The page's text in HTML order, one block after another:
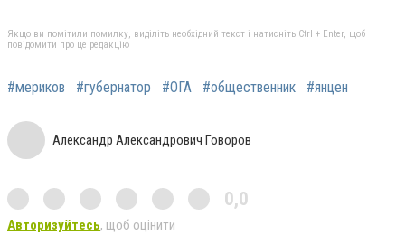
Якщо ви помітили помилку, виділіть необхідний текст і натисніть Ctrl + Enter, щоб
повідомити про це редакцію
#мериков #губернатор #ОГА #общественник #янцен
Александр Александрович Говоров
0,0
Авторизуйтесь, щоб оцінити